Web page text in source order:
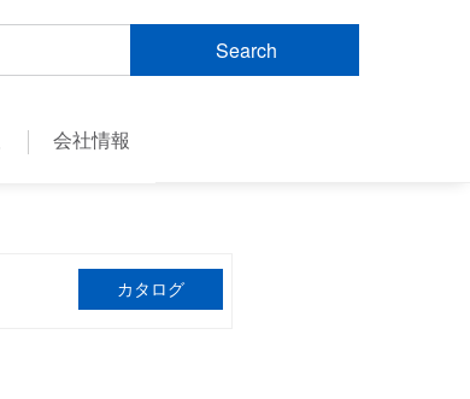
Search
会社情報
カタログ